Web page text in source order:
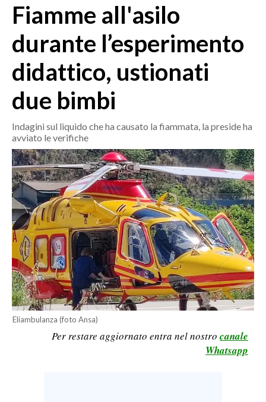
MEDIO CAMPIDANO
ORISTANO E PROVINCIA
GALLURA
NUORO E PROVINCIA
OGLIASTRA
AGENDA
CRONACA
ITALIA
MONDO
POLITICA
ECONOMIA
SERVIZI ALLE IMPRESE
LAVORO
BANDI
Fiamme all'asilo
durante l’esperimento
didattico, ustionati
due bimbi
Indagini sul liquido che ha causato la fiammata, la preside ha
avviato le verifiche
Eliambulanza (foto Ansa)
Per restare aggiornato entra nel nostro canale
Whatsapp